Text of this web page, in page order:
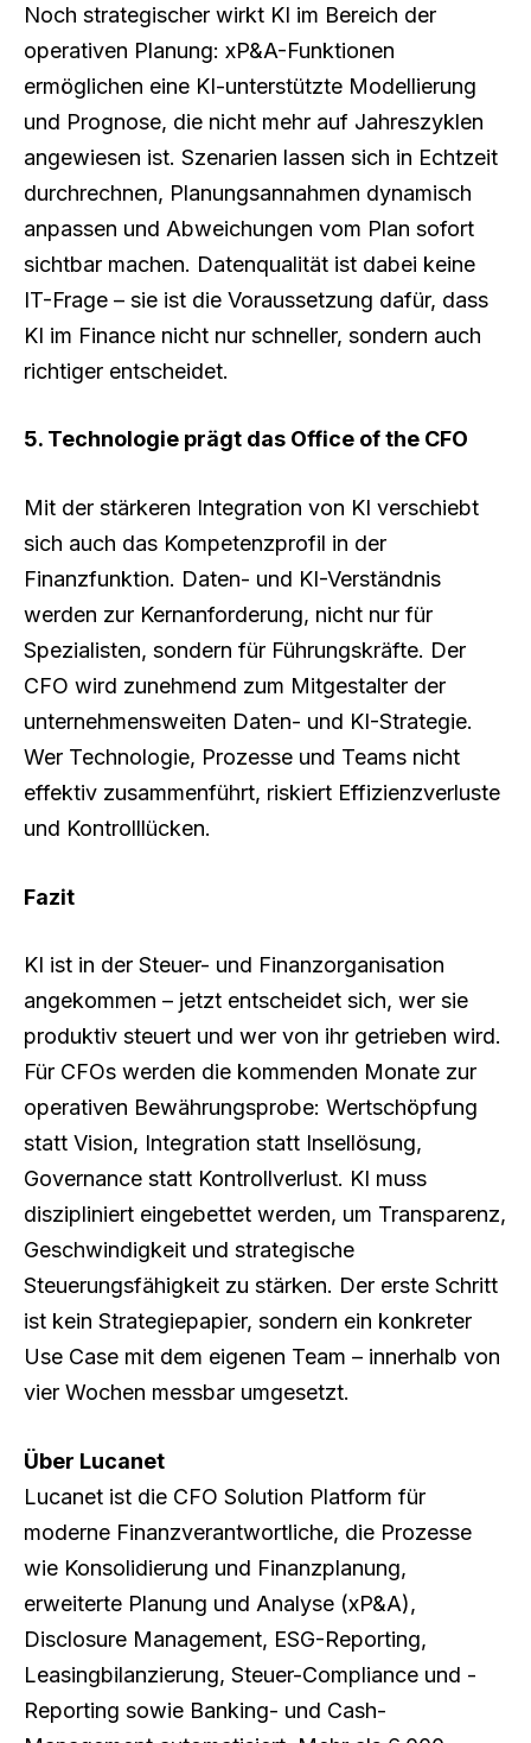
Noch strategischer wirkt KI im Bereich der
operativen Planung: xP&A-Funktionen
ermöglichen eine KI-unterstützte Modellierung
und Prognose, die nicht mehr auf Jahreszyklen
angewiesen ist. Szenarien lassen sich in Echtzeit
durchrechnen, Planungsannahmen dynamisch
anpassen und Abweichungen vom Plan sofort
sichtbar machen. Datenqualität ist dabei keine
IT-Frage – sie ist die Voraussetzung dafür, dass
KI im Finance nicht nur schneller, sondern auch
richtiger entscheidet.
5. Technologie prägt das Office of the CFO
Mit der stärkeren Integration von KI verschiebt
sich auch das Kompetenzprofil in der
Finanzfunktion. Daten- und KI-Verständnis
werden zur Kernanforderung, nicht nur für
Spezialisten, sondern für Führungskräfte. Der
CFO wird zunehmend zum Mitgestalter der
unternehmensweiten Daten- und KI-Strategie.
Wer Technologie, Prozesse und Teams nicht
effektiv zusammenführt, riskiert Effizienzverluste
und Kontrolllücken.
Fazit
KI ist in der Steuer- und Finanzorganisation
angekommen – jetzt entscheidet sich, wer sie
produktiv steuert und wer von ihr getrieben wird.
Für CFOs werden die kommenden Monate zur
operativen Bewährungsprobe: Wertschöpfung
statt Vision, Integration statt Insellösung,
Governance statt Kontrollverlust. KI muss
diszipliniert eingebettet werden, um Transparenz,
Geschwindigkeit und strategische
Steuerungsfähigkeit zu stärken. Der erste Schritt
ist kein Strategiepapier, sondern ein konkreter
Use Case mit dem eigenen Team – innerhalb von
vier Wochen messbar umgesetzt.
Über Lucanet
Lucanet ist die CFO Solution Platform für
moderne Finanzverantwortliche, die Prozesse
wie Konsolidierung und Finanzplanung,
erweiterte Planung und Analyse (xP&A),
Disclosure Management, ESG-Reporting,
Leasingbilanzierung, Steuer-Compliance und -
Reporting sowie Banking- und Cash-